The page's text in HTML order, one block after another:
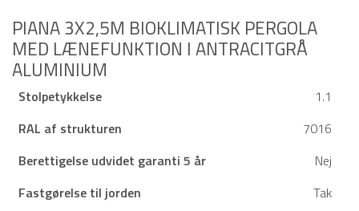
PIANA 3X2,5M BIOKLIMATISK PERGOLA
MED LÆNEFUNKTION I ANTRACITGRÅ
ALUMINIUM
Stolpetykkelse
1.1
RAL af strukturen
7016
Berettigelse udvidet garanti 5 år
Nej
Fastgørelse til jorden
Tak